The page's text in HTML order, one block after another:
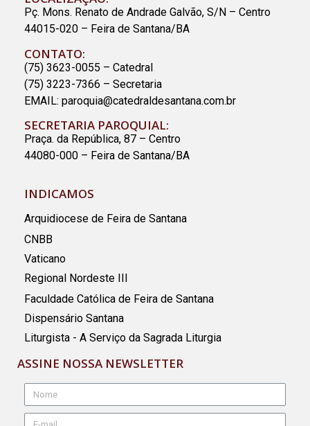
Pç. Mons. Renato de Andrade Galvão, S/N – Centro
44015-020 – Feira de Santana/BA
CONTATO:
(75) 3623-0055 – Catedral
(75) 3223-7366 – Secretaria
EMAIL: paroquia@catedraldesantana.com.br
SECRETARIA PAROQUIAL:
Praça. da República, 87 – Centro
44080-000 – Feira de Santana/BA
INDICAMOS
Arquidiocese de Feira de Santana
CNBB
Vaticano
Regional Nordeste III
Faculdade Católica de Feira de Santana
Dispensário Santana
Liturgista - A Serviço da Sagrada Liturgia
ASSINE NOSSA NEWSLETTER